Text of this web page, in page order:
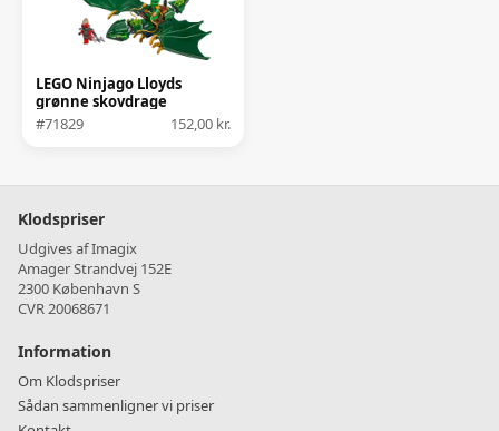
LEGO Ninjago Lloyds
grønne skovdrage
#71829
152,00 kr.
Klodspriser
Udgives af Imagix
Amager Strandvej 152E
2300 København S
CVR 20068671
Information
Om Klodspriser
Sådan sammenligner vi priser